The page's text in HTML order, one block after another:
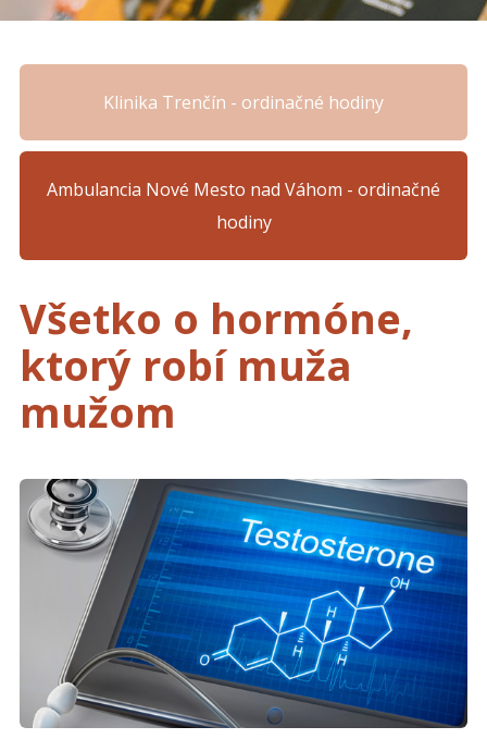
Klinika Trenčín - ordinačné hodiny
Ambulancia Nové Mesto nad Váhom - ordinačné
hodiny
Všetko o hormóne,
ktorý robí muža
mužom